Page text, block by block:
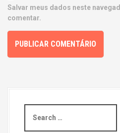
Salvar meus dados neste
comentar.
a